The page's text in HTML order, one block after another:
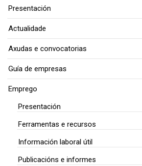
Presentación
Actualidade
Axudas e convocatorias
Guía de empresas
Emprego
Presentación
Ferramentas e recursos
Información laboral útil
Publicacións e informes